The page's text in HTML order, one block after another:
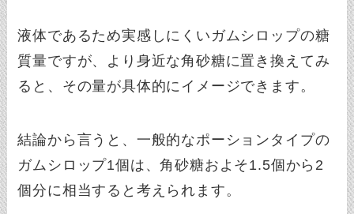
液体であるため実感しにくいガムシロップの糖
質量ですが、より身近な角砂糖に置き換えてみ
ると、その量が具体的にイメージできます。
結論から言うと、一般的なポーションタイプの
ガムシロップ1個は、角砂糖およそ1.5個から2
個分に相当すると考えられます。